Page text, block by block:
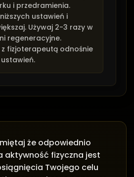
i przedramienia.
ustawień i
Używaj 2-3 razy w
regeneracyjne.
z fizjoterapeutą odnośnie
że odpowiednio
aktywność fizyczna jest
Twojego celu